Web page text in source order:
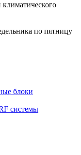
по пятницу
блоки
системы